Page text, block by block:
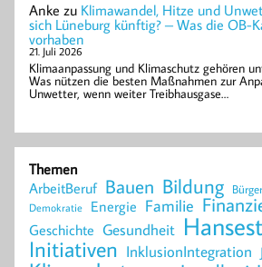
Anke zu Klimawandel, Hitze und
sich Lüneburg künftig? – Was die OB-
vorhaben
21. Juli 2026
Klimaanpassung und Klimaschutz gehören
Was nützen die besten Maßnahmen zur
Unwetter, wenn weiter Treibhausgase…
Themen
ArbeitBeruf Bauen Bildung
Demokratie Energie Familie
Geschichte Gesundheit
Initiativen InklusionIntegration